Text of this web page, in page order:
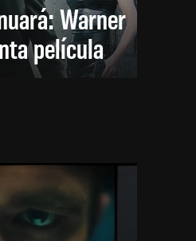
Warner
película